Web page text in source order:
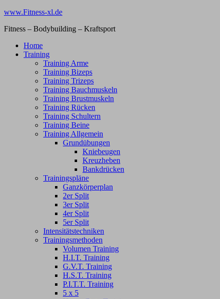
Zum
springen
www.Fitness-xl.de
Fitness – Bodybuilding – Kraftsport
Home
Training
Training Arme
Training Bizeps
Training Trizeps
Training Bauchmuskeln
Training Brustmuskeln
Training Rücken
Training Schultern
Training Beine
Training Allgemein
Grundübungen
Kniebeugen
Kreuzheben
Bankdrücken
Trainingspläne
Ganzkörperplan
2er Split
3er Split
4er Split
5er Split
Intensitätstechniken
Trainingsmethoden
Volumen Training
H.I.T. Training
G.V.T. Training
H.S.T. Training
P.I.T.T. Training
5 x 5